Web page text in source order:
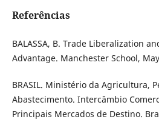
Referências
BALASSA, B. Trade Liberalization
Advantage. Manchester School,
BRASIL. Ministério da Agricultura,
Abastecimento. Intercâmbio
Principais Mercados de Destino.